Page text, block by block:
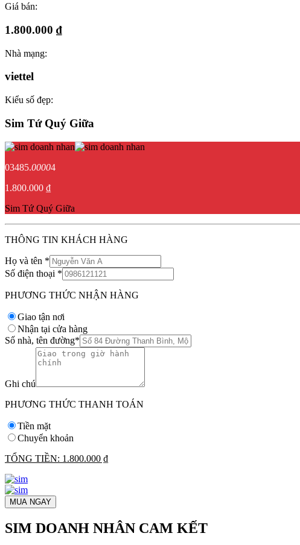
Giá bán:
1.800.000 ₫
Nhà mạng:
viettel
Kiểu số đẹp:
Sim Tứ Quý Giữa
03485.00004
1.800.000 ₫
Sim Tứ Quý Giữa
THÔNG TIN KHÁCH HÀNG
Họ và tên *
Số điện thoại *
PHƯƠNG THỨC NHẬN HÀNG
Giao tận nơi
Nhận tại cửa hàng
Số nhà, tên đường*
Ghi chú
PHƯƠNG THỨC THANH TOÁN
Tiền mặt
Chuyển khoản
TỔNG TIỀN: 1.800.000 ₫
MUA NGAY
SIM DOANH NHÂN CAM KẾT